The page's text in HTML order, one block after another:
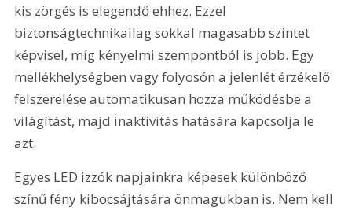
kis zörgés is elegendő ehhez. Ezzel
biztonságtechnikailag sokkal magasabb szintet
képvisel, míg kényelmi szempontból is jobb. Egy
mellékhelységben vagy folyosón a jelenlét érzékelő
felszerelése automatikusan hozza működésbe a
világítást, majd inaktivitás hatására kapcsolja le
azt.
Egyes LED izzók napjainkra képesek különböző
színű fény kibocsájtására önmagukban is. Nem kell